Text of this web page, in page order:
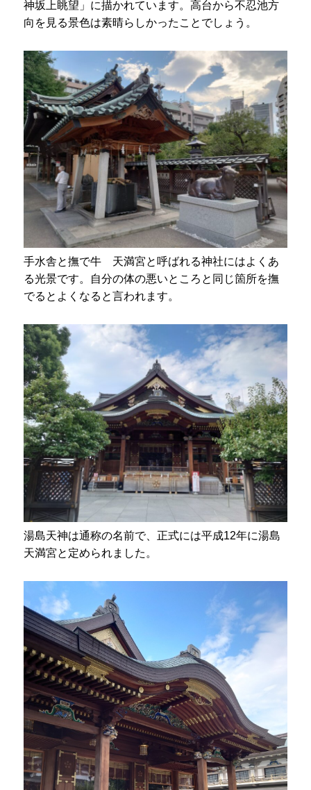
神坂上眺望」に描かれています。高台から不忍池方
向を見る景色は素晴らしかったことでしょう。
手水舎と撫で牛 天満宮と呼ばれる神社にはよくあ
る光景です。自分の体の悪いところと同じ箇所を撫
でるとよくなると言われます。
湯島天神は通称の名前で、正式には平成12年に湯島
天満宮と定められました。